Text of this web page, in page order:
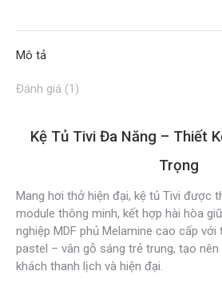
Mô tả
Đánh giá (1)
Kệ Tủ Tivi Đa Năng – Thiết
Trọng
Mang hơi thở hiện đại, kệ tủ Tivi được
module thông minh, kết hợp hài hòa
nghiệp MDF phủ Melamine cao cấp
pastel – vân gỗ sáng trẻ trung, tạo nên
khách thanh lịch và hiện đại.